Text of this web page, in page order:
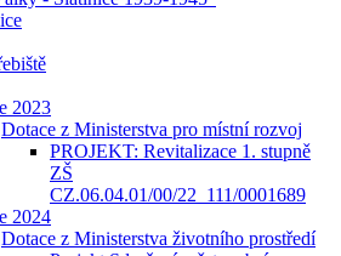
2023
Dotace z Ministerstva pro místní rozvoj
PROJEKT: Revitalizace 1. stupně
ZŠ
CZ.06.04.01/00/22_111/0001689
2024
Dotace z Ministerstva životního prostředí